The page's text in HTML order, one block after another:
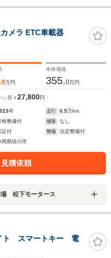
メラ ETC車載器
9万円
本体価格
355.0万円
ン 月々27,800円
年 走行 0.5万km
検整備付 修復
なし
証付 整備
法定整備付
岡県掛川市
積依頼
場 松下モータース
スマートキー 電